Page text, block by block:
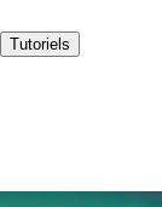
Tutoriels